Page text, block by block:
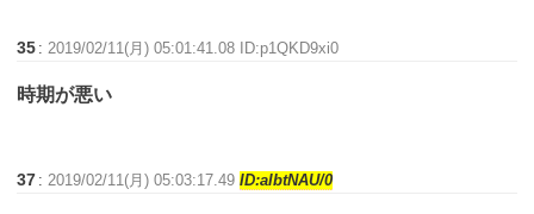
35 : 2019/02/11(月) 05:01:41.08 ID:p1QKD9xi0
時期が悪い
37 : 2019/02/11(月) 05:03:17.49ID:aIbtNAU/0